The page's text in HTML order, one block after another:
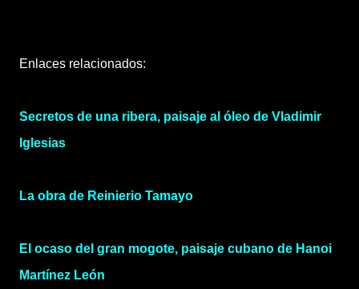
Enlaces relacionados:
Secretos de una ribera, paisaje al óleo de Vladimir
Iglesias
La obra de Reinierio Tamayo
El ocaso del gran mogote, paisaje cubano de Hanoi
Martínez León